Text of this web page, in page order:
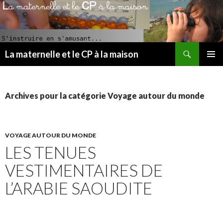
La maternelle et le CP à la maison
PRINCIPAL
Archives pour la catégorie Voyage autour du monde
VOYAGE AUTOUR DU MONDE
LES TENUES
VESTIMENTAIRES DE
L’ARABIE SAOUDITE